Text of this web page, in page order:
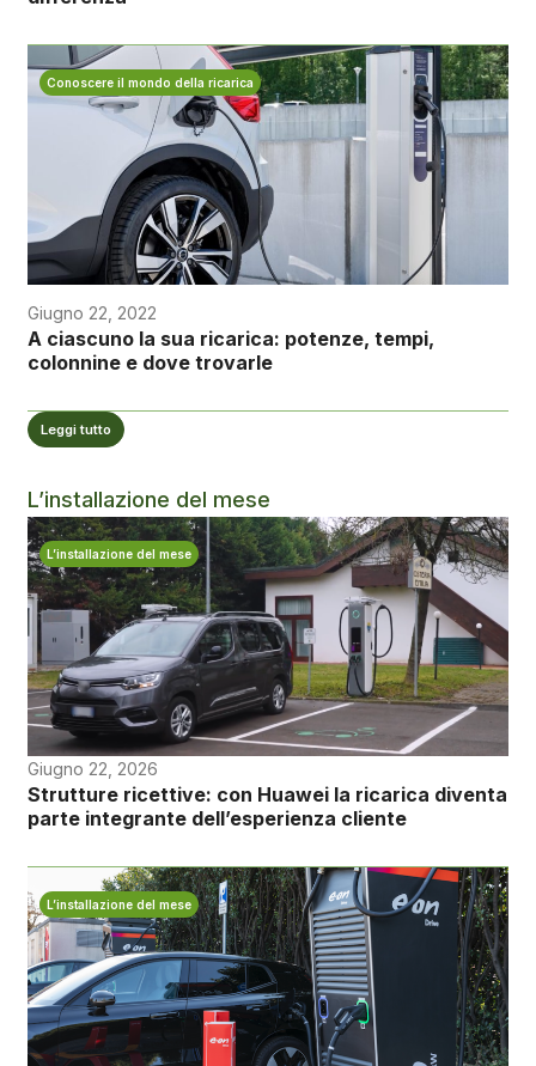
Conoscere il mondo della ricarica
Giugno 22, 2022
A ciascuno la sua ricarica: potenze, tempi,
colonnine e dove trovarle
Leggi tutto
L’installazione del mese
L’installazione del mese
Giugno 22, 2026
Strutture ricettive: con Huawei la ricarica diventa
parte integrante dell’esperienza cliente
L’installazione del mese